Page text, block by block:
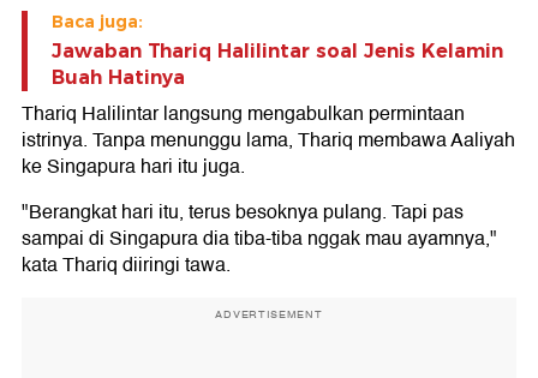
Baca juga:
Jawaban Thariq Halilintar soal Jenis Kelamin
Buah Hatinya
Thariq Halilintar langsung mengabulkan permintaan
istrinya. Tanpa menunggu lama, Thariq membawa Aaliyah
ke Singapura hari itu juga.
"Berangkat hari itu, terus besoknya pulang. Tapi pas
sampai di Singapura dia tiba-tiba nggak mau ayamnya,"
kata Thariq diiringi tawa.
ADVERTISEMENT